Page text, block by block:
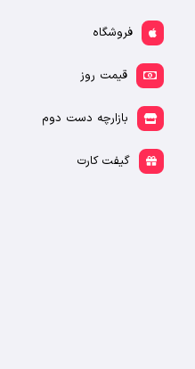
فروشگاه
قیمت روز
بازارچه دست دوم
گیفت کارت